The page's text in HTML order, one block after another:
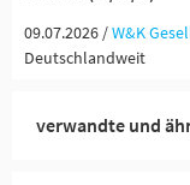
09.07.2026 /W&K
Deutschlandweit
verwandte und